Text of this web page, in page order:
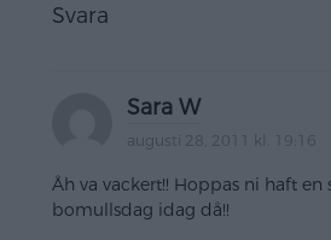
Svara
Sara W
augusti 28, 2011 kl. 19:16
Åh va vackert!! Hoppas ni haft en
bomullsdag idag då!!